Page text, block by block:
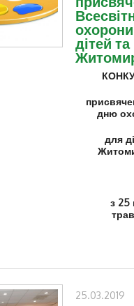
дітей
дню
для
з 25
25.03.2019